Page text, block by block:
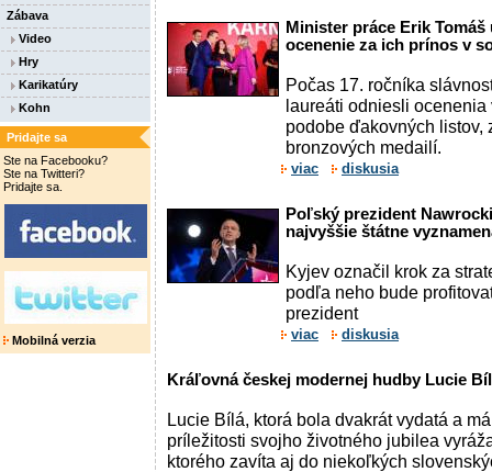
Zábava
Video
Hry
Karikatúry
Kohn
Pridajte sa
Ste na Facebooku?
Ste na Twitteri?
Pridajte sa.
Mobilná verzia
Minister práce Erik
ocenenie za ich prínos v
Počas 17. ročníka
laureáti odniesli
podobe ďakovných listov,
bronzových medailí.
viac diskusia
Poľský prezident
najvyššie štátne
Kyjev označil krok za
podľa neho bude
prezident
viac diskusia
Kráľovná českej modernej hudby Lucie
Lucie Bílá, ktorá bola dvakrát vydatá a
príležitosti svojho životného jubilea
ktorého zavíta aj do niekoľkých